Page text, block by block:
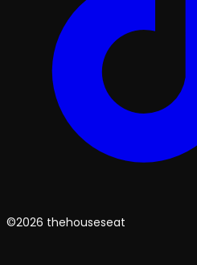
©2026 thehouseseat